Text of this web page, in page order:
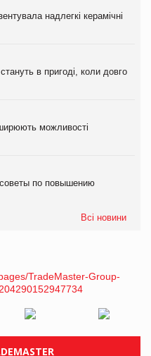
надлегкі керамічні
в пригоді, коли довго
можливості
по повышению
Всі новини